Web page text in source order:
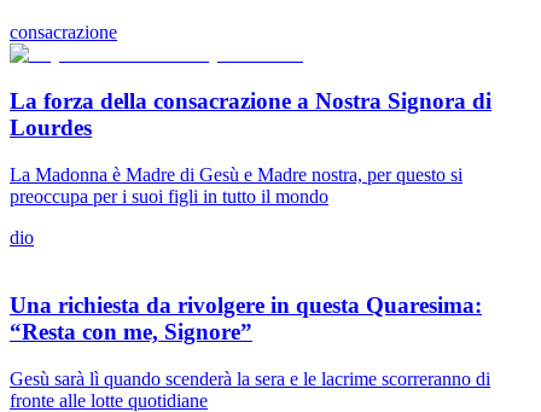
consacrazione
La forza della consacrazione a Nostra Signora di
Lourdes
La Madonna è Madre di Gesù e Madre nostra, per questo si
preoccupa per i suoi figli in tutto il mondo
dio
Una richiesta da rivolgere in questa Quaresima:
“Resta con me, Signore”
Gesù sarà lì quando scenderà la sera e le lacrime scorreranno di
fronte alle lotte quotidiane